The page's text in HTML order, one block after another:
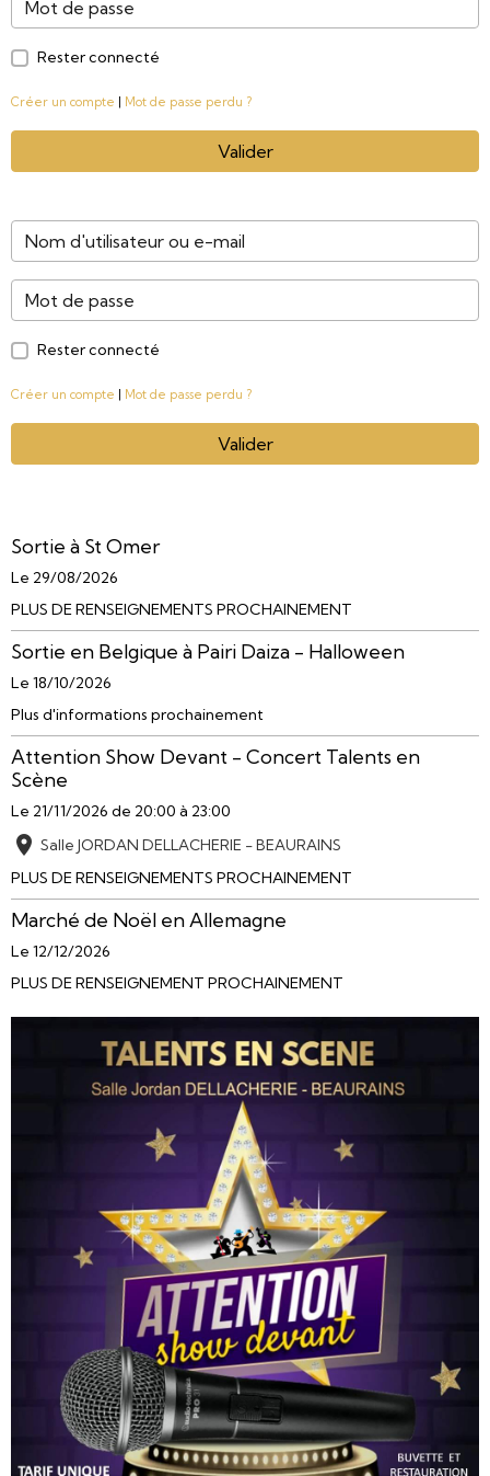
Rester connecté
Créer un compte Mot de passe perdu ?
Valider
Rester connecté
Créer un compte Mot de passe perdu ?
Valider
Sortie à St Omer
Le 29/08/2026
PLUS DE RENSEIGNEMENTS PROCHAINEMENT
Sortie en Belgique à Pairi Daiza - Halloween
Le 18/10/2026
Plus d'informations prochainement
Attention Show Devant - Concert Talents en
Scène
Le 21/11/2026 de 20:00 à 23:00
Salle JORDAN DELLACHERIE - BEAURAINS
PLUS DE RENSEIGNEMENTS PROCHAINEMENT
Marché de Noël en Allemagne
Le 12/12/2026
PLUS DE RENSEIGNEMENT PROCHAINEMENT